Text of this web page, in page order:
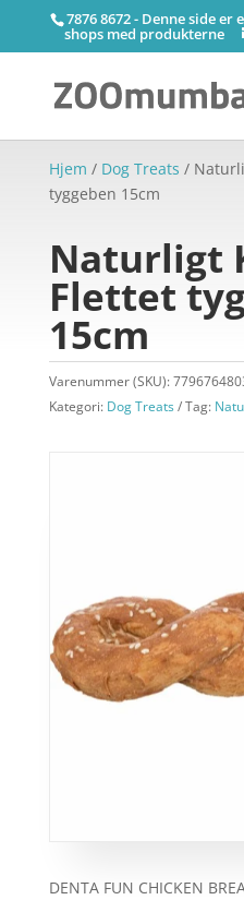
7876 8672 - Denne side
shops med produkterne
Hjem / Dog Treats /
tyggeben 15cm
Naturligt
Flettet
15cm
Varenummer (SKU):
Kategori: Dog Treats Tag:
DENTA FUN CHICKEN